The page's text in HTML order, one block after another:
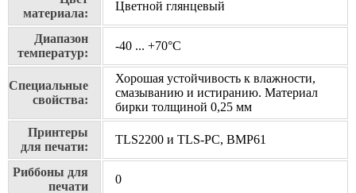
материала:
Цветной глянцевый
Диапазон
температур:
-40 ... +70°С
Специальные
свойства:
Хорошая устойчивость к влажности,
смазыванию и истиранию. Материал
бирки толщиной 0,25 мм
Принтеры
для печати:
TLS2200 и TLS-PC, BMP61
Риббоны для
печати
0